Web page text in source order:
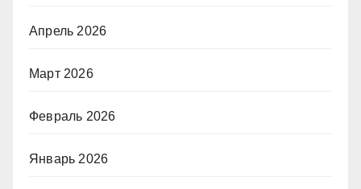
Апрель 2026
Март 2026
Февраль 2026
Январь 2026